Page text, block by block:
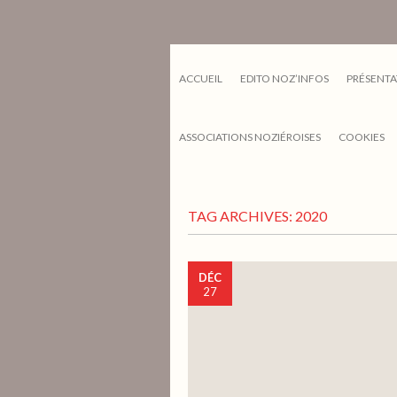
ACCUEIL EDITO NOZ’INFOS
ASSOCIATIONS NOZIÉROISES COOKIES
TAG ARCHIVES: 2020
DÉC
27